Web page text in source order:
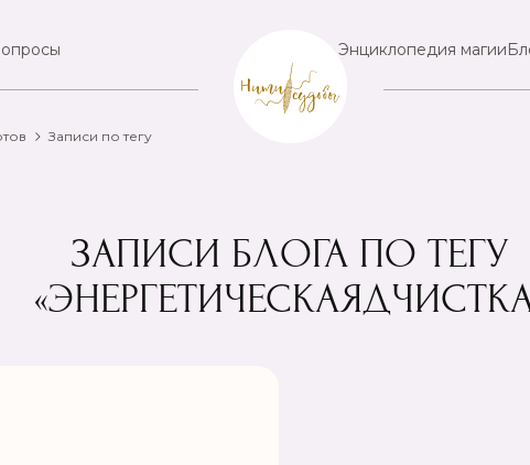
Энциклопедия магии
Записи по тегу
ЗАПИСИ БЛОГА ПО ТЕГУ